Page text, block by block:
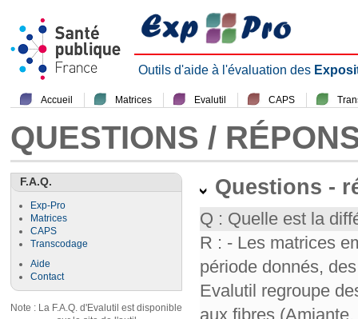
Outils d'aide à l'évaluation des
Accueil Matrices Evalutil CAPS
QUESTIONS /
F.A.Q.
Exp-Pro
Matrices
CAPS
Transcodage
Aide
Contact
Note : La F.A.Q. d'Evalutil est disponible
Questions -
Q : Quelle est la
R : - Les matrices
période donnés,
Evalutil regroupe
aux fibres